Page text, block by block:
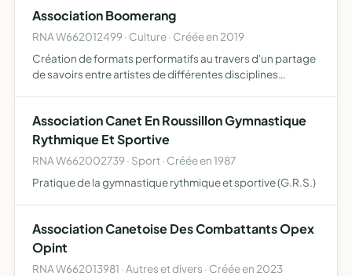
Association Boomerang
RNA W662012499 · Culture · Créée en 2019
Création de formats performatifs au travers d'un partage
de savoirs entre artistes de différentes disciplines
Association Canet En Roussillon Gymnastique
Rythmique Et Sportive
RNA W662002739 · Sport · Créée en 1987
Pratique de la gymnastique rythmique et sportive (G.R.S.)
Association Canetoise Des Combattants Opex
Opint
RNA W662013981 · Autres et divers · Créée en 2023